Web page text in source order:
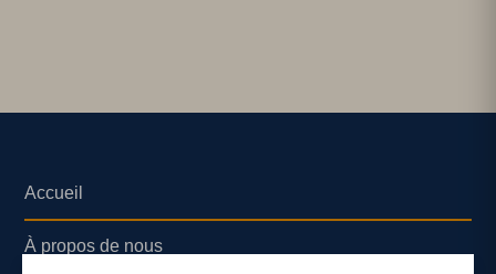
Accueil
À propos de nous